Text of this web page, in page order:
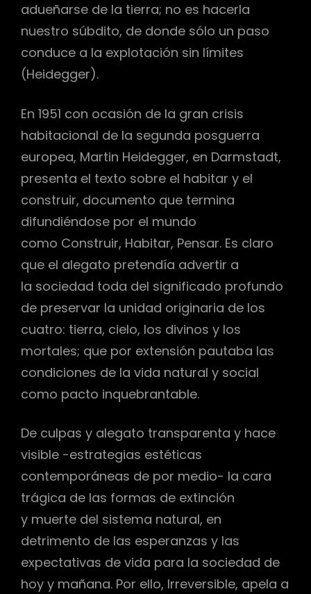
adueñarse de la tierra; no es hacerla
nuestro súbdito, de donde sólo un paso
conduce a la explotación sin límites
(Heidegger).
En 1951 con ocasión de la gran crisis
habitacional de la segunda posguerra
europea, Martin Heidegger, en Darmstadt,
presenta el texto sobre el habitar y el
construir, documento que termina
difundiéndose por el mundo
como Construir, Habitar, Pensar. Es claro
que el alegato pretendía advertir a
la sociedad toda del significado profundo
de preservar la unidad originaria de los
cuatro: tierra, cielo, los divinos y los
mortales; que por extensión pautaba las
condiciones de la vida natural y social
como pacto inquebrantable.
De culpas y alegato transparenta y hace
visible -estrategias estéticas
contemporáneas de por medio- la cara
trágica de las formas de extinción
y muerte del sistema natural, en
detrimento de las esperanzas y las
expectativas de vida para la sociedad de
hoy y mañana. Por ello, Irreversible, apela a